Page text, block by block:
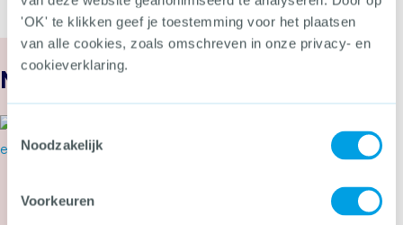
'OK' te klikken geef je toestemming voor het plaatsen
van alle cookies, zoals omschreven in onze privacy- en
cookieverklaring.
Toestemmingsselectie
Noodzakelijk
Voorkeuren
Nieuws
Secondant: Van bierviltje tot
Meer over Secondant: Van bierviltje tot Cyber